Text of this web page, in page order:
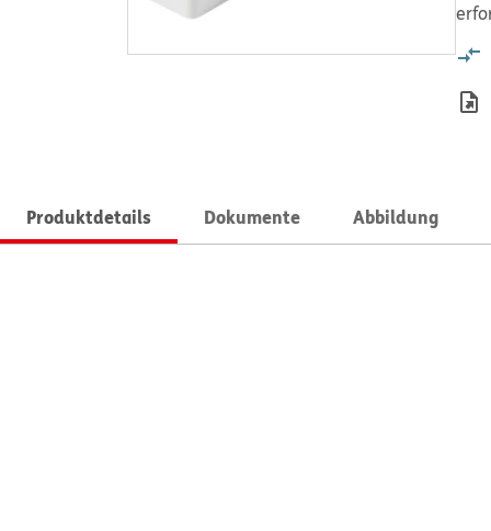
Produktdetails Dokumente Abbildung